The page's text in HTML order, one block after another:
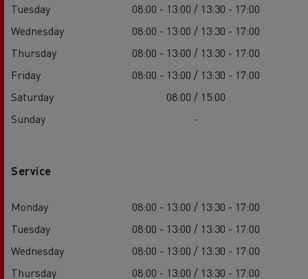
Tuesday
08:00 - 13:00 / 13:30 - 17:00
Wednesday
08:00 - 13:00 / 13:30 - 17:00
Thursday
08:00 - 13:00 / 13:30 - 17:00
Friday
08:00 - 13:00 / 13:30 - 17:00
Saturday
08:00 / 15:00
Sunday
-
Service
Monday
08:00 - 13:00 / 13:30 - 17:00
Tuesday
08:00 - 13:00 / 13:30 - 17:00
Wednesday
08:00 - 13:00 / 13:30 - 17:00
Thursday
08:00 - 13:00 / 13:30 - 17:00